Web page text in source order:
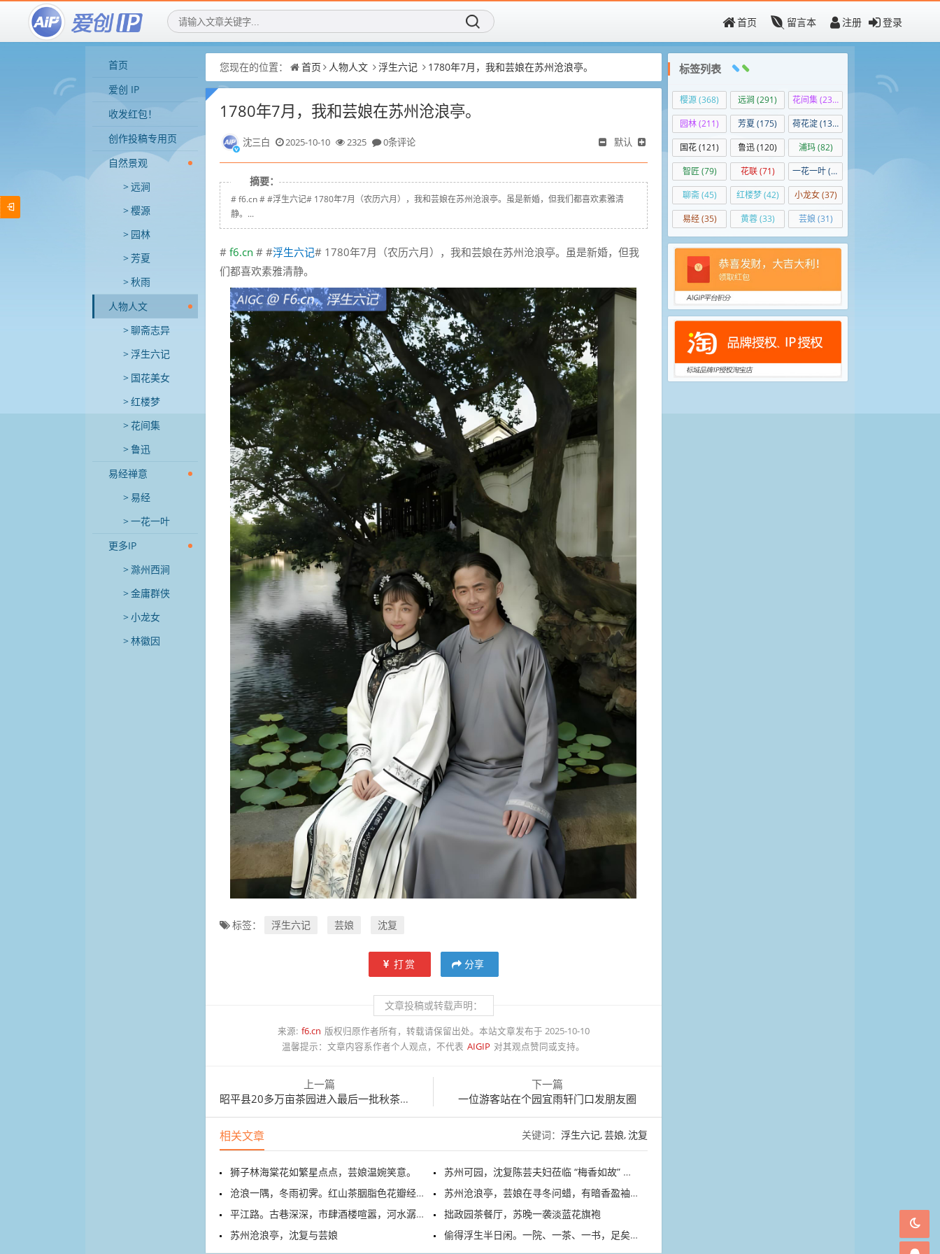
首页 留言本 注册 登录
首页
爱创 IP
收发红包！
创作投稿专用页
自然景观
远涧
樱源
园林
芳夏
秋雨
人物人文
聊斋志异
浮生六记
国花美女
红楼梦
花间集
鲁迅
易经禅意
易经
一花一叶
更多IP
滁州西涧
金庸群侠
小龙女
林徽因
您现在的位置： 首页 人物人文 浮生六记 1780年7月，我和芸娘在苏州沧浪亭。
1780年7月，我和芸娘在苏州沧浪亭。
沈三白 2025-10-10 2325 0条评论 默认
摘要：
# f6.cn # #浮生六记# 1780年7月（农历六月），我和芸娘在苏州沧浪亭。虽是新婚，但我们都喜欢素雅清
静。...
# f6.cn # #浮生六记# 1780年7月（农历六月），我和芸娘在苏州沧浪亭。虽是新婚，但我
们都喜欢素雅清静。
标签： 浮生六记 芸娘 沈复
打赏 分享
文章投稿或转载声明：
来源: f6.cn 版权归原作者所有，转载请保留出处。本站文章发布于 2025-10-10
温馨提示：文章内容系作者个人观点，不代表 AIGIP 对其观点赞同或支持。
上一篇
昭平县20多万亩茶园进入最后一批秋茶采摘期
下一篇
一位游客站在个园宜雨轩门口发朋友圈
相关文章 关键词： 浮生六记 芸娘 沈复
狮子林海棠花如繁星点点，芸娘温婉笑意。
苏州可园，沈复陈芸夫妇莅临 “梅香如故” 主题展览现场
沧浪一隅，冬雨初霁。红山茶胭脂色花瓣经雨浸润
苏州沧浪亭，芸娘在寻冬问蜡，有暗香盈袖，喜悦芬芳
平江路。古巷深深，市肆酒楼喧嚣，河水潺潺流淌
拙政园茶餐厅，苏晚一袭淡蓝花旗袍
苏州沧浪亭，沈复与芸娘
偷得浮生半日闲。一院、一茶、一书，足矣。
标签列表
樱源(368) 远涧 (291) 花间集(236)
园林(211) 芳夏 (175) 荷花淀(138)
国花(121) 鲁迅(120) 浦玛(82)
智匠 (79) 花联(71) 一花一叶(50)
聊斋(45) 红楼梦(42) 小龙女(37)
易经(35) 黄蓉(33) 芸娘 (31)